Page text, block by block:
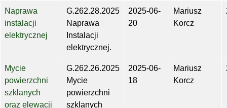
Naprawa
instalacji
elektrycznej
G.262.28.2025
Naprawa
Instalacji
elektrycznej.
2025-06-
20
Mariusz
Korcz
Mycie
powierzchni
szklanych
oraz elewacji
G.262.26.2025
Mycie
powierzchni
szklanych
2025-06-
18
Mariusz
Korcz